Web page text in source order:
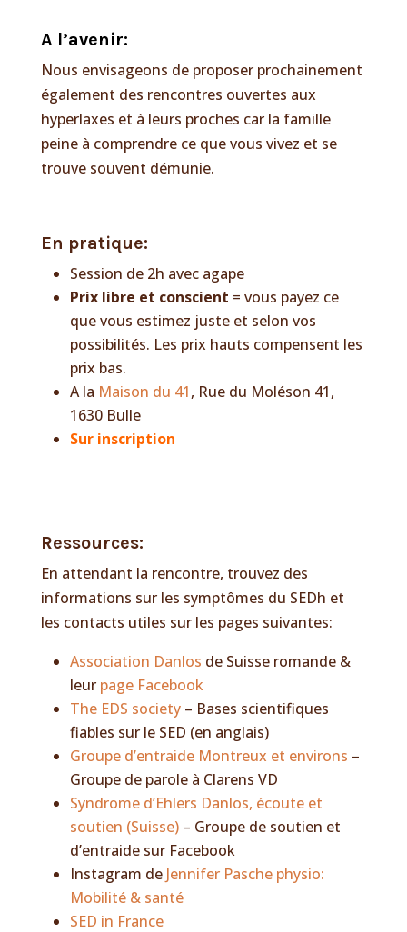
A l’avenir:
Nous envisageons de proposer prochainement
également des rencontres ouvertes aux
hyperlaxes et à leurs proches car la famille
peine à comprendre ce que vous vivez et se
trouve souvent démunie.
En pratique:
Session de 2h avec agape
Prix libre et conscient = vous payez ce
que vous estimez juste et selon vos
possibilités. Les prix hauts compensent les
prix bas.
A la Maison du 41, Rue du Moléson 41,
1630 Bulle
Sur inscription
Ressources:
En attendant la rencontre, trouvez des
informations sur les symptômes du SEDh et
les contacts utiles sur les pages suivantes:
Association Danlos de Suisse romande &
leur page Facebook
The EDS society– Bases scientifiques
fiables sur le SED (en anglais)
Groupe d’entraide Montreux et environs –
Groupe de parole à Clarens VD
Syndrome d’Ehlers Danlos, écoute et
soutien (Suisse)– Groupe de soutien et
d’entraide sur Facebook
Instagram deJennifer Pasche physio:
Mobilité & santé
SED in France